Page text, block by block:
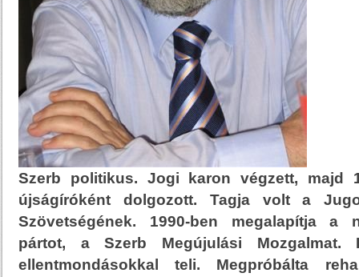
Szerb politikus. Jogi karon végzett, majd
újságíróként dolgozott. Tagja volt a
Szövetségének. 1990-ben megalapítja a
pártot, a Szerb Megújulási Mozgalmat.
ellentmondásokkal teli. Megpróbálta